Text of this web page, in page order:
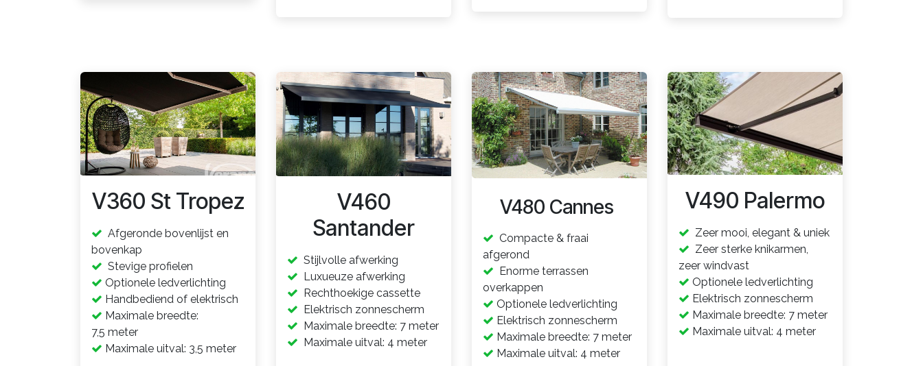
V360 St Tropez
Afgeronde bovenlijst en
bovenkap
Stevige profielen
Optionele ledverlichting
Handbediend of elektrisch
Maximale breedte:
7,5 meter
Maximale uitval: 3,5 meter
V460
Santander
Stijlvolle afwerking
Luxueuze afwerking
Rechthoekige cassette
Elektrisch zonnescherm
Maximale breedte: 7 meter
Maximale uitval: 4 meter
V480 Cannes
Compacte & fraai
afgerond
Enorme terrassen
overkappen
Optionele ledverlichting
Elektrisch zonnescherm
Maximale breedte: 7 meter
Maximale uitval: 4 meter
V490 Palermo
Zeer mooi, elegant & uniek
Zeer sterke knikarmen,
zeer windvast
Optionele ledverlichting
Elektrisch zonnescherm
Maximale breedte: 7 meter
Maximale uitval: 4 meter